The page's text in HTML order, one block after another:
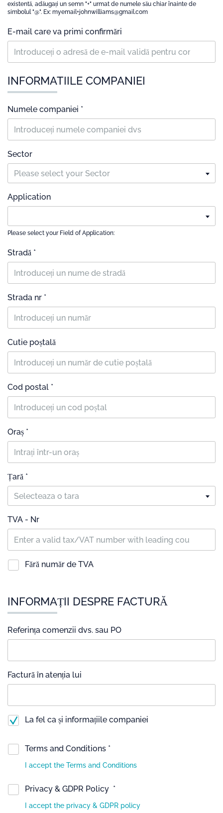
existentă, adăugați un semn "+" urmat de numele său chiar înainte de
simbolul "@". Ex: myemail+johnwilliams@gmail.com
E-mail care va primi confirmări
INFORMATIILE COMPANIEI
Numele companiei *
Sector
Please select your Sector
Application
Please select your Field of Application:
Stradă *
Strada nr *
Cutie poștală
Cod postal *
Oraș *
Țară *
Selecteaza o tara
TVA - Nr
Fără număr de TVA
INFORMAȚII DESPRE FACTURĂ
Referința comenzii dvs. sau PO
Factură în atenția lui
La fel ca și informațiile companiei
Terms and Conditions *
I accept the Terms and Conditions
Privacy & GDPR Policy *
I accept the privacy & GDPR policy